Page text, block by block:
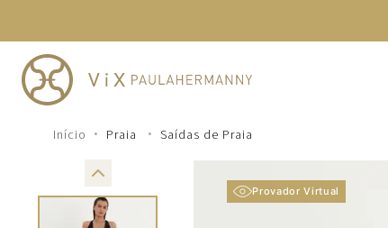
Praia Saídas de Praia
Provador Virtual
cheeky
2º
vestido
vestido curto